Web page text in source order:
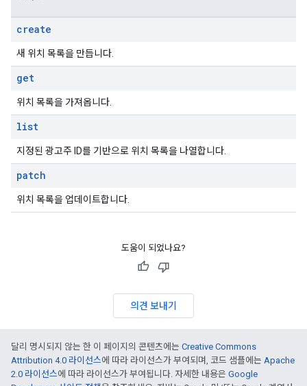
create
새 위치 목록을 만듭니다.
get
위치 목록을 가져옵니다.
list
지정된 광고주 ID를 기반으로 위치 목록을 나열합니다.
patch
위치 목록을 업데이트합니다.
도움이 되었나요?
의견 보내기
달리 명시되지 않는 한 이 페이지의 콘텐츠에는 Creative Commons
Attribution 4.0 라이선스에 따라 라이선스가 부여되며, 코드 샘플에는 Apache
2.0 라이선스에 따라 라이선스가 부여됩니다. 자세한 내용은 Google